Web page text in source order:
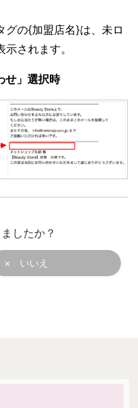
グの{加盟店名}は、未ロ
されます。
せ」選択時
したか？
× いいえ